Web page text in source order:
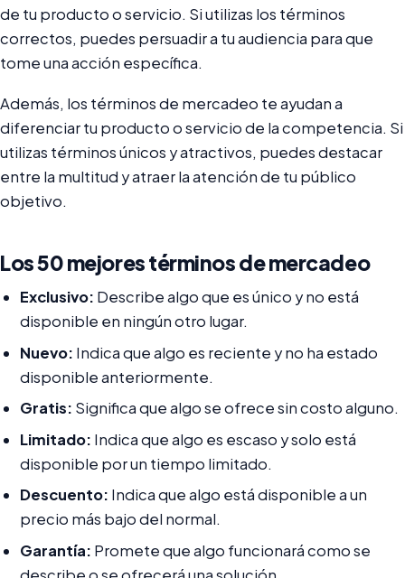
de tu producto o servicio. Si utilizas los términos
correctos, puedes persuadir a tu audiencia para que
tome una acción específica.
Además, los términos de mercadeo te ayudan a
diferenciar tu producto o servicio de la competencia. Si
utilizas términos únicos y atractivos, puedes destacar
entre la multitud y atraer la atención de tu público
objetivo.
Los 50 mejores términos de mercadeo
Exclusivo: Describe algo que es único y no está
disponible en ningún otro lugar.
Nuevo: Indica que algo es reciente y no ha estado
disponible anteriormente.
Gratis: Significa que algo se ofrece sin costo alguno.
Limitado: Indica que algo es escaso y solo está
disponible por un tiempo limitado.
Descuento: Indica que algo está disponible a un
precio más bajo del normal.
Garantía: Promete que algo funcionará como se